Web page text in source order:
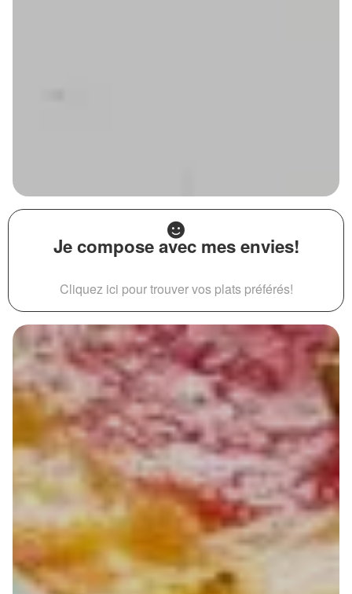
Je compose avec mes envies!
Cliquez ici pour trouver vos plats préférés!